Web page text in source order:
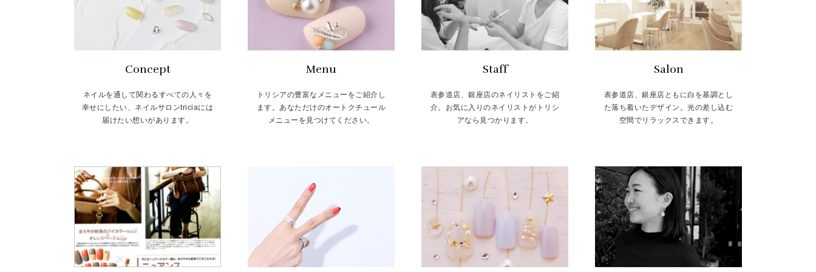
Concept
ネイルを通して関わるすべての人々を
幸せにしたい、ネイルサロンtriciaには
届けたい想いがあります。
Menu
トリシアの豊富なメニューをご紹介し
ます。あなただけのオートクチュール
メニューを見つけてください。
Staff
表参道店、銀座店のネイリストをご紹
介。お気に入りのネイリストがトリシ
アなら見つかります。
Salon
表参道店、銀座店ともに白を基調とし
た落ち着いたデザイン。光の差し込む
空間でリラックスできます。